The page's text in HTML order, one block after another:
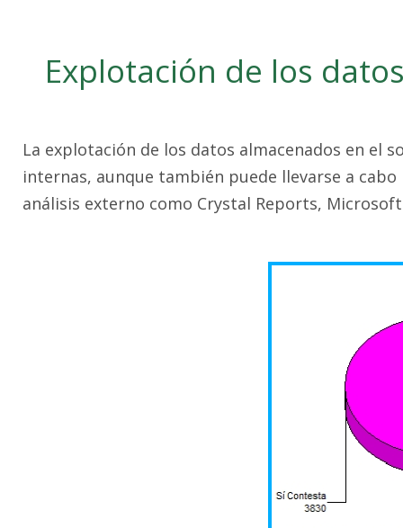
Explotación de los
La explotación de los datos almacenados en el
internas, aunque también puede llevarse a
análisis externo como Crystal Reports, Microsoft